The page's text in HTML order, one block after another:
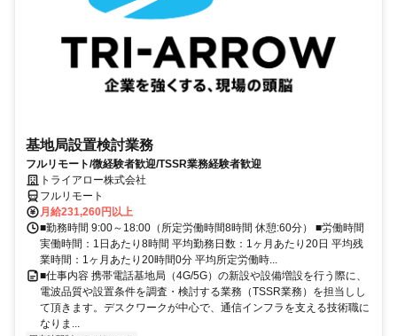
基地局設置検討業務
フルリモート/微経験者歓迎/TSSR業務経験者歓迎
トライアロー株式会社
フルリモート
月給231,260円以上
■勤務時間 9:00～18:00（所定労働時間8時間 休憩:60分） ■労働時間
実働時間：1日あたり8時間 平均勤務日数：1ヶ月あたり20日 平均残
業時間：1ヶ月あたり20時間0分 平均所定労働時...
■仕事内容 携帯電話基地局（4G/5G）の新設や設備増設を行う際に、
電波品質や設置条件を調査・検討する業務（TSSR業務）を担当しし
て頂きます。デスクワークが中心で、通信インフラを支える技術職に
なりま...